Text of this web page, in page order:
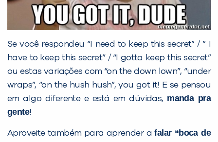
Se você respondeu “I need to keep this secret” / ” I
have to keep this secret” / “I gotta keep this secret”
ou estas variações com “on the down lown”, “under
wraps”, “on the hush hush”, you got it! E se pensou
em algo diferente e está em dúvidas, manda pra
gente!
Aproveite também para aprender afalar “boca de